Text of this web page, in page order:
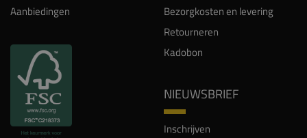
Aanbiedingen
Bezorgkosten en levering
Retourneren
Kadobon
NIEUWSBRIEF
Inschrijven